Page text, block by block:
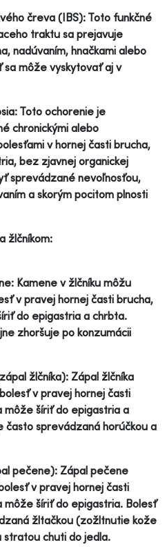
čreva (IBS): Toto funkčné
traktu sa prejavuje
nadúvaním, hnačkami alebo
sa môže vyskytovať aj v
Toto ochorenie je
chronickými alebo
v hornej časti brucha,
bez zjavnej organickej
sprevádzané nevoľnosťou,
a skorým pocitom plnosti
žlčníkom:
Kamene v žlčníku môžu
v pravej hornej časti brucha,
do epigastria a chrbta.
zhoršuje po konzumácii
žlčníka): Zápal žlčníka
v pravej hornej časti
môže šíriť do epigastria a
často sprevádzaná horúčkou a
pečene): Zápal pečene
v pravej hornej časti
môže šíriť do epigastria. Bolesť
žltačkou (zožltnutie kože
stratou chuti do jedla.